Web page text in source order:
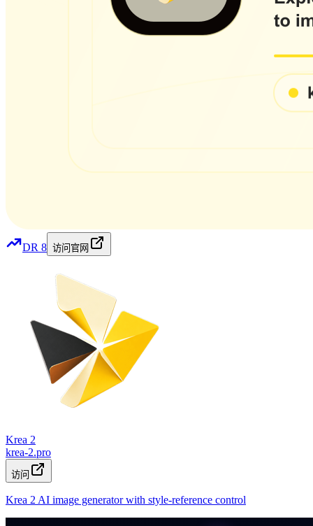
DR 8 访问官网
Krea 2
krea-2.pro
访问
Krea 2 AI image generator with style-reference control